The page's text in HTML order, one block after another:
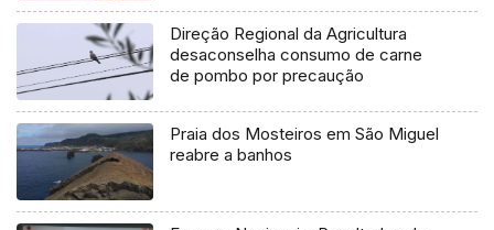
Direção Regional da Agricultura
desaconselha consumo de carne
de pombo por precaução
Praia dos Mosteiros em São Miguel
reabre a banhos